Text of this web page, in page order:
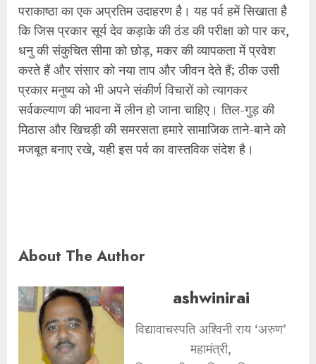
पराकाष्ठा का एक अप्रतिम उदाहरण है। यह पर्व हमें सिखाता है
कि जिस प्रकार सूर्य देव कड़ाके की ठंड की परीक्षा को पार कर,
धनु की संकुचित सीमा को छोड़, मकर की व्यापकता में प्रवेश
करते हैं और संसार को नया ताप और जीवन देते हैं; ठीक उसी
प्रकार मनुष्य को भी अपने संकीर्ण विचारों को त्यागकर
सर्वकल्याण की भावना में लीन हो जाना चाहिए। तिल-गुड़ की
मिठास और खिचड़ी की समरसता हमारे सामाजिक ताने-बाने को
मजबूत बनाए रखे, यही इस पर्व का वास्तविक संदेश है।
About The Author
ashwinirai
विद्यावाचस्पति अश्विनी राय ‘अरुण’
महामंत्री,